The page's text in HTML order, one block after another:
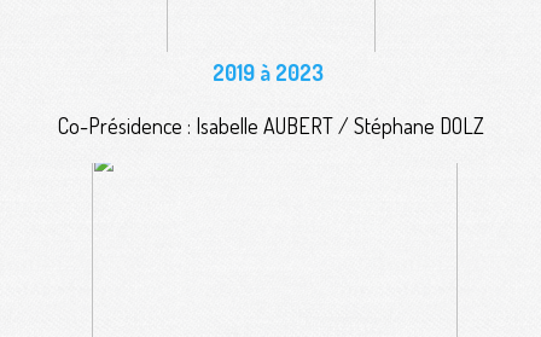
2019 à 2023
Co-Présidence : Isabelle AUBERT / Stéphane DOLZ